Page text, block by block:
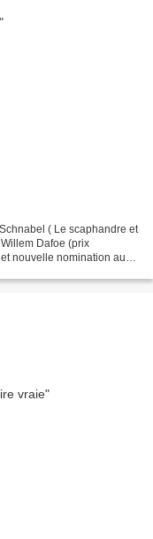
( Le scaphandre et
Dafoe (prix
nouvelle nomination aux